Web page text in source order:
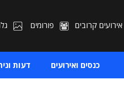
אירועים קרובים פורומים
כנסים ואירועים דעות